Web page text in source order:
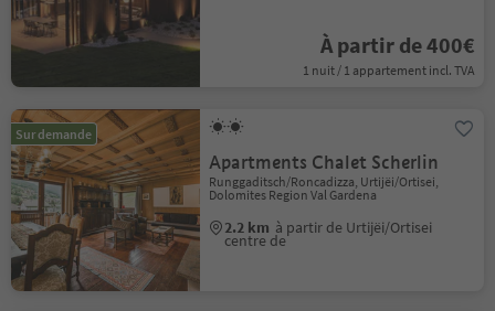
À partir de 400€
1 nuit / 1 appartement incl. TVA
Sur demande
Apartments Chalet Scherlin
Runggaditsch/Roncadizza, Urtijëi/Ortisei,
Dolomites Region Val Gardena
2.2 km à partir de Urtijëi/Ortisei
centre de